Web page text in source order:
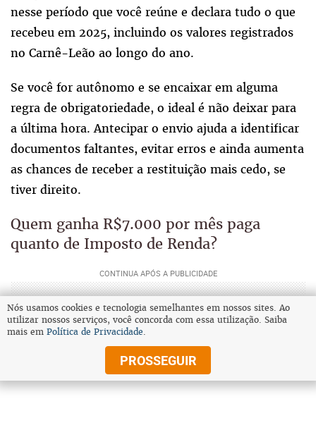
nesse período que você reúne e declara tudo o que
recebeu em 2025, incluindo os valores registrados
no Carnê-Leão ao longo do ano.
Se você for autônomo e se encaixar em alguma
regra de obrigatoriedade, o ideal é não deixar para
a última hora. Antecipar o envio ajuda a identificar
documentos faltantes, evitar erros e ainda aumenta
as chances de receber a restituição mais cedo, se
tiver direito.
Quem ganha R$7.000 por mês paga
quanto de Imposto de Renda?
Nós usamos cookies e tecnologia semelhantes em nossos sites. Ao
utilizar nossos serviços, você concorda com essa utilização. Saiba
mais em Política de Privacidade.
PROSSEGUIR